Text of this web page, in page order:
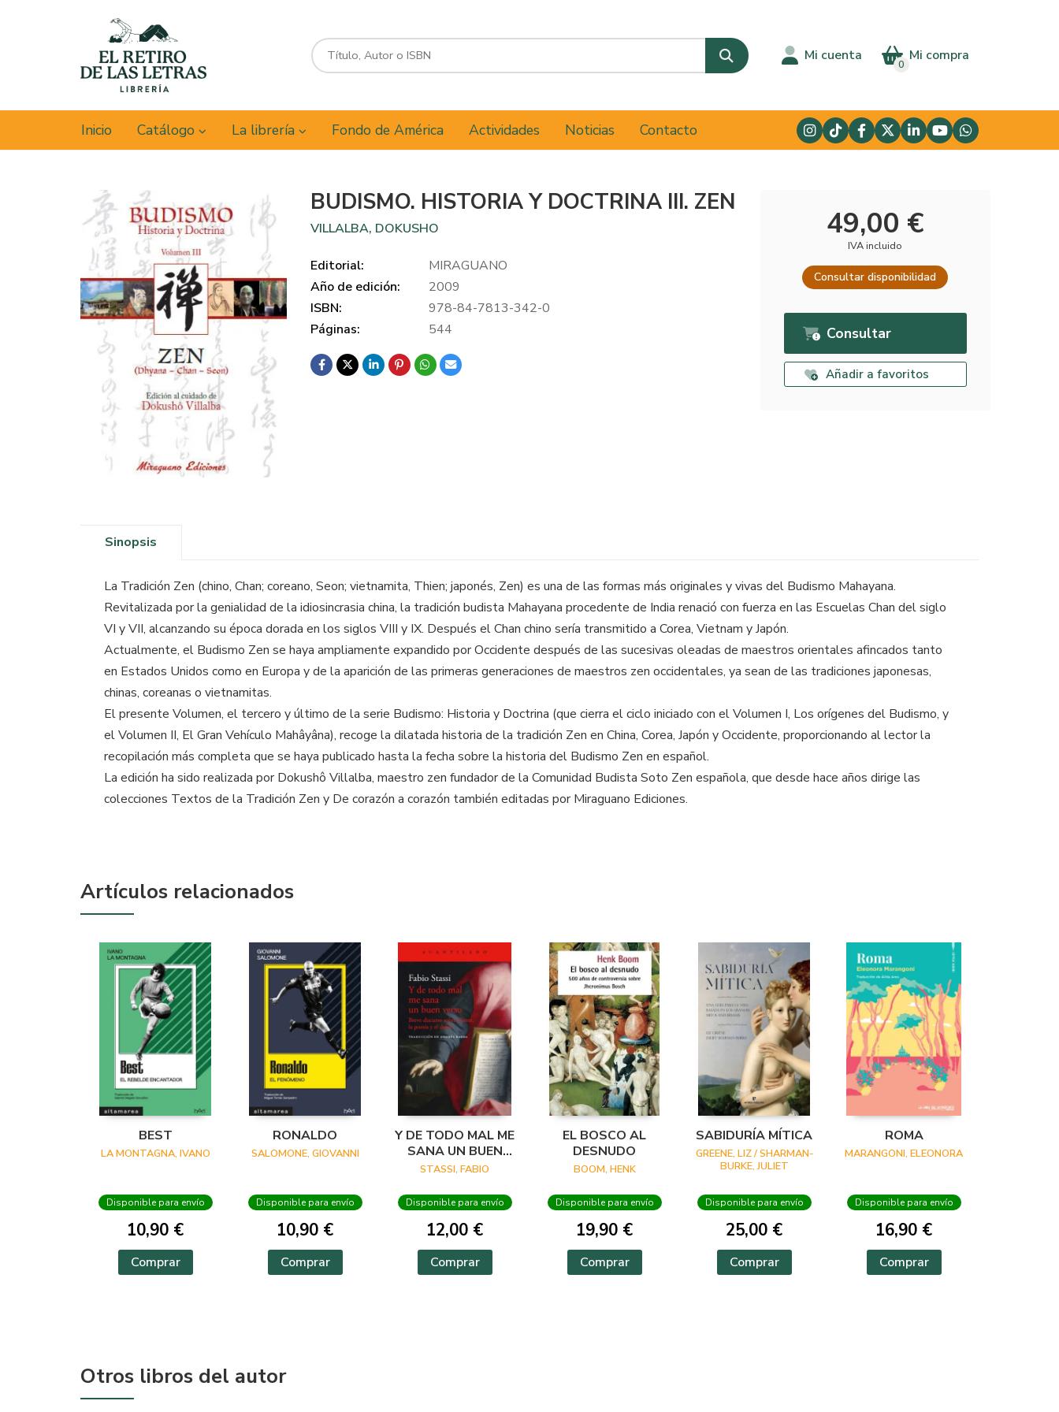
Mi cuenta Mi compra
0
Inicio Catálogo La librería Fondo de América Actividades Noticias Contacto
BUDISMO. HISTORIA Y DOCTRINA III. ZEN
VILLALBA, DOKUSHO
Editorial:
MIRAGUANO
Año de edición:
2009
ISBN:
978-84-7813-342-0
Páginas:
544
49,00 €
IVA incluido
Consultar disponibilidad
Consultar
Añadir a favoritos
Sinopsis
La Tradición Zen (chino, Chan; coreano, Seon; vietnamita, Thien; japonés, Zen) es una de las formas más originales y vivas del Budismo Mahayana.
Revitalizada por la genialidad de la idiosincrasia china, la tradición budista Mahayana procedente de India renació con fuerza en las Escuelas Chan del siglo
VI y VII, alcanzando su época dorada en los siglos VIII y IX. Después el Chan chino sería transmitido a Corea, Vietnam y Japón.
Actualmente, el Budismo Zen se haya ampliamente expandido por Occidente después de las sucesivas oleadas de maestros orientales afincados tanto
en Estados Unidos como en Europa y de la aparición de las primeras generaciones de maestros zen occidentales, ya sean de las tradiciones japonesas,
chinas, coreanas o vietnamitas.
El presente Volumen, el tercero y último de la serie Budismo: Historia y Doctrina (que cierra el ciclo iniciado con el Volumen I, Los orígenes del Budismo, y
el Volumen II, El Gran Vehículo Mahâyâna), recoge la dilatada historia de la tradición Zen en China, Corea, Japón y Occidente, proporcionando al lector la
recopilación más completa que se haya publicado hasta la fecha sobre la historia del Budismo Zen en español.
La edición ha sido realizada por Dokushô Villalba, maestro zen fundador de la Comunidad Budista Soto Zen española, que desde hace años dirige las
colecciones Textos de la Tradición Zen y De corazón a corazón también editadas por Miraguano Ediciones.
Artículos relacionados
BEST
LA MONTAGNA, IVANO
Disponible para envío
10,90 €
Comprar
RONALDO
SALOMONE, GIOVANNI
Disponible para envío
10,90 €
Comprar
Y DE TODO MAL ME
SANA UN BUEN
VERSO
STASSI, FABIO
Disponible para envío
12,00 €
Comprar
EL BOSCO AL
DESNUDO
BOOM, HENK
Disponible para envío
19,90 €
Comprar
SABIDURÍA MÍTICA
GREENE, LIZ / SHARMAN-
BURKE, JULIET
Disponible para envío
25,00 €
Comprar
ROMA
MARANGONI, ELEONORA
Disponible para envío
16,90 €
Comprar
Otros libros del autor